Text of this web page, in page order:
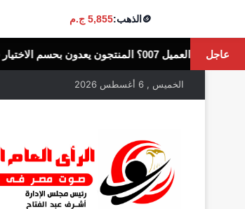
🪙الذهب:5,855 ج.م
عاجل الرأى
الخميس , 6 أغسطس 2026